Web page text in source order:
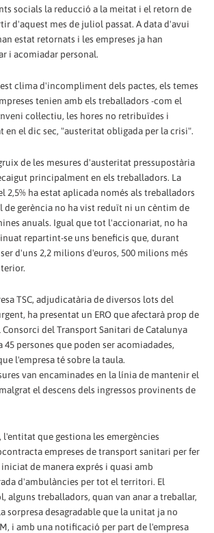
socials la reducció a la meitat i el retorn de
d'aquest mes de juliol passat. A data d'avui
estat retornats i les empreses ja han
i acomiadar personal.
clima d'incompliment dels pactes, els temes
tenien amb els treballadors -com el
col·lectiu, les hores no retribuïdes i
en el dic sec, "austeritat obligada per la crisi".
de les mesures d'austeritat pressupostària
principalment en els treballadors. La
2,5% ha estat aplicada només als treballadors
de gerència no ha vist reduït ni un cèntim de
anuals. Igual que tot l'accionariat, no ha
repartint-se uns beneficis que, durant
d'uns 2,2 milions d'euros, 500 milions més
TSC, adjudicatària de diversos lots del
ha presentat un ERO que afectarà prop de
Consorci del Transport Sanitari de Catalunya
45 persones que poden ser acomiadades,
l'empresa té sobre la taula.
van encaminades en la línia de mantenir el
el descens dels ingressos provinents de
l'entitat que gestiona les emergències
empreses de transport sanitari per fer
de manera exprés i quasi amb
d'ambulàncies per tot el territori. El
alguns treballadors, quan van anar a treballar,
sorpresa desagradable que la unitat ja no
i amb una notificació per part de l'empresa